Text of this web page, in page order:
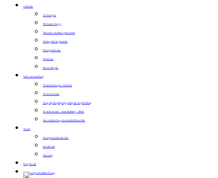
Giới thiệu
Về chúng tôi
Thế mạnh công ty
Tầm nhìn, sứ mệnh, giá trị cốt lõi
Những dấu ấn phát triển
Đội ngũ lãnh đạo
Thành tựu
Hồ sơ năng lực
Lĩnh vực hoạt động
Tổ chức Hội nghị – Hội thảo
Tổ chức Sự kiện
Cung cấp các giải pháp quảng cáo, truyền thông
Tổ chức Du lịch – Team Building – MICE
Sản xuất, thi công, cho thuê thiết bị sự kiện
Tin tức
Hội nghị sự kiện tiêu biểu
Sự kiện mới
Cẩm nang
Khuyến mãi